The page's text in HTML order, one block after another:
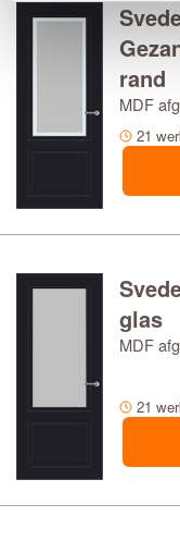
rand
MDF
21
glas
MDF
21